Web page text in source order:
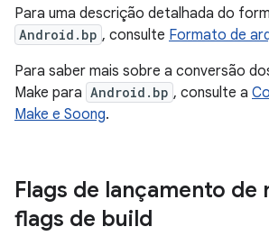
Para uma descrição detalhada do
Android.bp , consulte Formato de
Para saber mais sobre a conversão
Make para Android.bp , consulte a
Make e Soong.
Flags de lançamento de
flags de build